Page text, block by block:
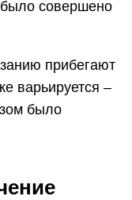
было совершено
прибегают
варьируется –
было